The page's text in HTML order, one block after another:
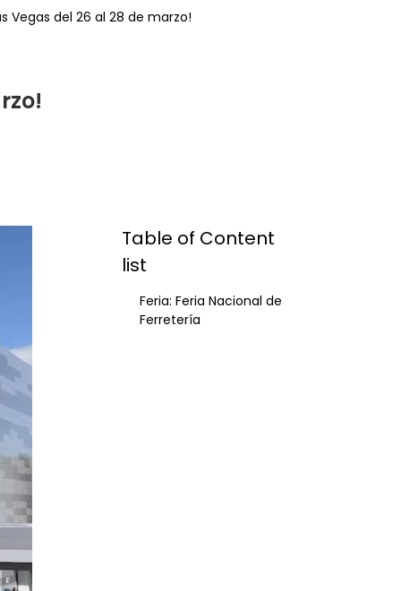
Vegas del 26 al 28 de marzo!
Table of Content
list
Feria: Feria Nacional de
Ferretería